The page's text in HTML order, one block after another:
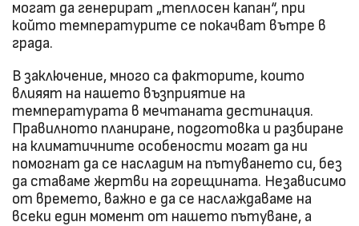
могат да генерират „теплосен капан“, при
който температурите се покачват вътре в
града.
В заключение, много са факторите, които
влияят на нашето възприятие на
температурата в мечтаната дестинация.
Правилното планиране, подготовка и разбиране
на климатичните особености могат да ни
помогнат да се насладим на пътуването си, без
да ставаме жертви на горещината. Независимо
от времето, важно е да се наслаждаваме на
всеки един момент от нашето пътуване, а